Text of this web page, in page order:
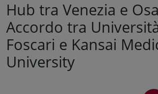
Hub tra Venezia e
Accordo tra Università
Foscari e Kansai
University